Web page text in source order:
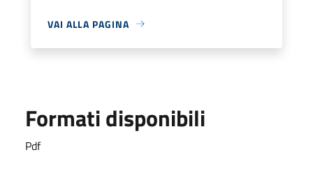
VAI ALLA PAGINA
Formati disponibili
Pdf